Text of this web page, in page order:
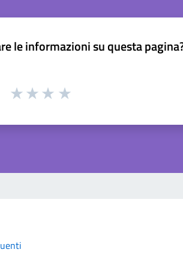
le informazioni su questa